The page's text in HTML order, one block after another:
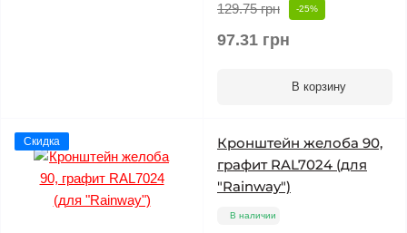
129.75 грн -25%
97.31 грн
В корзину
Скидка
Кронштейн желоба 90,
графит RAL7024 (для
"Rainway")
В наличии